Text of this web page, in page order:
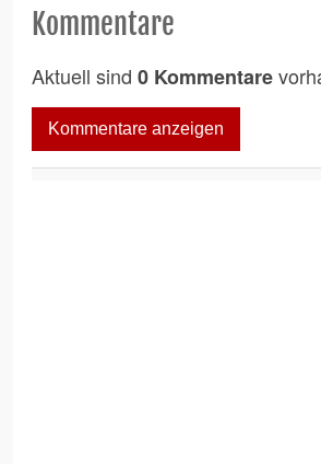
Kommentare
Aktuell sind 0 Kommentare
Kommentare anzeigen